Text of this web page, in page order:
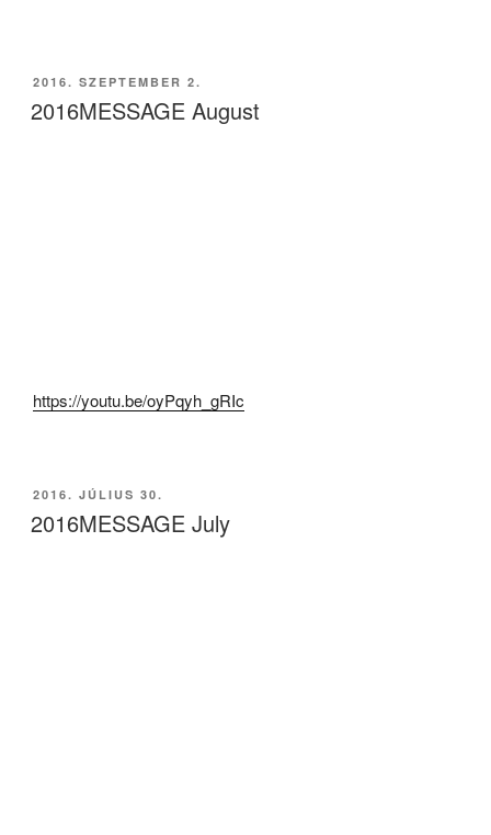
BEKÜLDVE:
2016. SZEPTEMBER 2.
2016MESSAGE August
https://youtu.be/oyPqyh_gRIc
BEKÜLDVE:
2016. JÚLIUS 30.
2016MESSAGE July